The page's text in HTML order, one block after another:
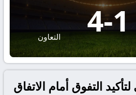
التعاون 4-1
التفوق أمام الاتفاق